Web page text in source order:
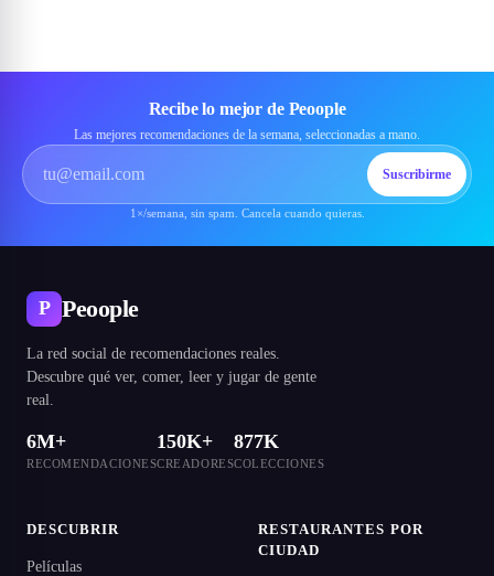
Recibe lo mejor de Peoople
Las mejores recomendaciones de la semana, seleccionadas a mano.
Suscribirme
1×/semana, sin spam. Cancela cuando quieras.
P Peoople
La red social de recomendaciones reales.
Descubre qué ver, comer, leer y jugar de gente
real.
6M+
RECOMENDACIONES
150K+
CREADORES
877K
COLECCIONES
DESCUBRIR
Películas
RESTAURANTES POR
CIUDAD